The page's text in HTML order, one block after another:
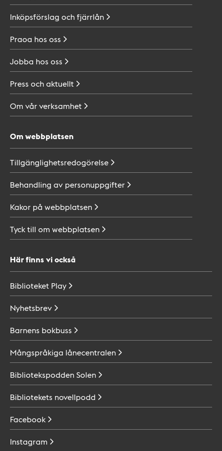
Inköpsförslag ochfjärrlån
Praoa hos oss
Jobba hos oss
Press ochaktuellt
Om vårverksamhet
Om webbplatsen
Tillgänglighetsredogörelse
Behandling av personuppgifter
Kakor på webbplatsen
Tyck till om webbplatsen
Här finns vi också
Biblioteket Play
Nyhetsbrev
Barnens bokbuss
Mångspråkiga lånecentralen
BibliotekspoddenSolen
Bibliotekets novellpodd
Facebook
Instagram